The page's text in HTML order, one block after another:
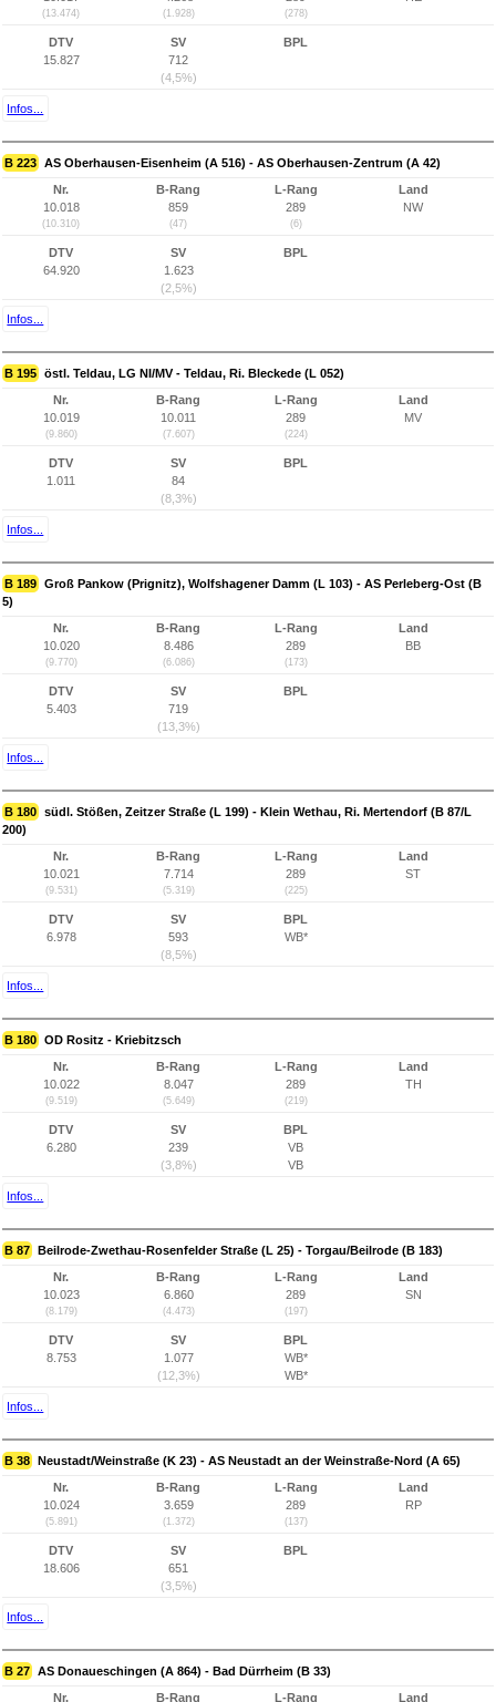
(13.474) (1.928) (278)
DTV
15.827
SV
712
(4,5%)
BPL
Infos...
B 223 AS Oberhausen-Eisenheim (A 516) - AS Oberhausen-Zentrum (A 42)
Nr.
10.018
(10.310)
B-Rang
859
(47)
L-Rang
289
(6)
Land
NW
DTV
64.920
SV
1.623
(2,5%)
BPL
Infos...
B 195 östl. Teldau, LG NI/MV - Teldau, Ri. Bleckede (L 052)
Nr.
10.019
(9.860)
B-Rang
10.011
(7.607)
L-Rang
289
(224)
Land
MV
DTV
1.011
SV
84
(8,3%)
BPL
Infos...
B 189 Groß Pankow (Prignitz), Wolfshagener Damm (L 103) - AS Perleberg-Ost (B
5)
Nr.
10.020
(9.770)
B-Rang
8.486
(6.086)
L-Rang
289
(173)
Land
BB
DTV
5.403
SV
719
(13,3%)
BPL
Infos...
B 180 südl. Stößen, Zeitzer Straße (L 199) - Klein Wethau, Ri. Mertendorf (B 87/L
200)
Nr.
10.021
(9.531)
B-Rang
7.714
(5.319)
L-Rang
289
(225)
Land
ST
DTV
6.978
SV
593
(8,5%)
BPL
WB*
Infos...
B 180 OD Rositz - Kriebitzsch
Nr.
10.022
(9.519)
B-Rang
8.047
(5.649)
L-Rang
289
(219)
Land
TH
DTV
6.280
SV
239
(3,8%)
BPL
VB
VB
Infos...
B 87 Beilrode-Zwethau-Rosenfelder Straße (L 25) - Torgau/Beilrode (B 183)
Nr.
10.023
(8.179)
B-Rang
6.860
(4.473)
L-Rang
289
(197)
Land
SN
DTV
8.753
SV
1.077
(12,3%)
BPL
WB*
WB*
Infos...
B 38 Neustadt/Weinstraße (K 23) - AS Neustadt an der Weinstraße-Nord (A 65)
Nr.
10.024
(5.891)
B-Rang
3.659
(1.372)
L-Rang
289
(137)
Land
RP
DTV
18.606
SV
651
(3,5%)
BPL
Infos...
B 27 AS Donaueschingen (A 864) - Bad Dürrheim (B 33)
Nr. B-Rang L-Rang Land